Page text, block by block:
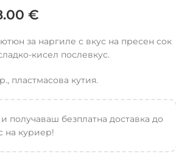
€
за наргиле с вкус на пресен сок
кисел послевкус.
пластмасова кутия.
получаваш безплатна доставка до
на куриер!